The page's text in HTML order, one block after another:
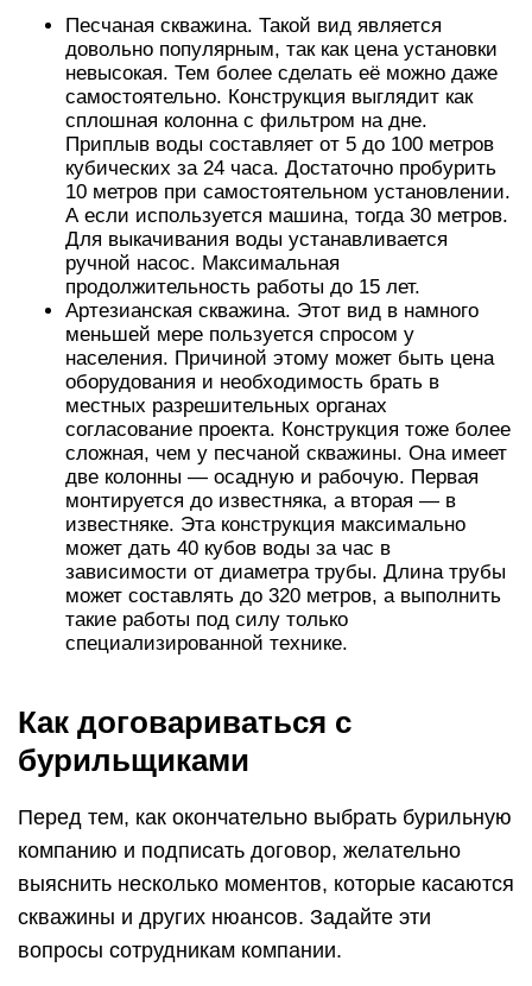
Песчаная скважина. Такой вид является
довольно популярным, так как цена установки
невысокая. Тем более сделать её можно даже
самостоятельно. Конструкция выглядит как
сплошная колонна с фильтром на дне.
Приплыв воды составляет от 5 до 100 метров
кубических за 24 часа. Достаточно пробурить
10 метров при самостоятельном установлении.
А если используется машина, тогда 30 метров.
Для выкачивания воды устанавливается
ручной насос. Максимальная
продолжительность работы до 15 лет.
Артезианская скважина. Этот вид в намного
меньшей мере пользуется спросом у
населения. Причиной этому может быть цена
оборудования и необходимость брать в
местных разрешительных органах
согласование проекта. Конструкция тоже более
сложная, чем у песчаной скважины. Она имеет
две колонны — осадную и рабочую. Первая
монтируется до известняка, а вторая — в
известняке. Эта конструкция максимально
может дать 40 кубов воды за час в
зависимости от диаметра трубы. Длина трубы
может составлять до 320 метров, а выполнить
такие работы под силу только
специализированной технике.
Как договариваться с
бурильщиками
Перед тем, как окончательно выбрать бурильную
компанию и подписать договор, желательно
выяснить несколько моментов, которые касаются
скважины и других нюансов. Задайте эти
вопросы сотрудникам компании.